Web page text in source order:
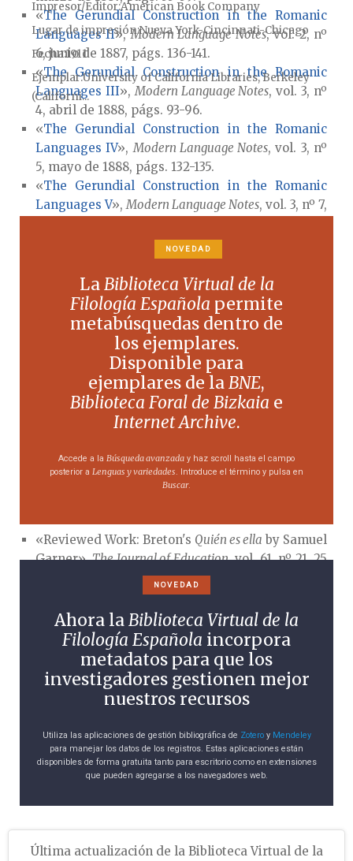
«The Gerundial Construction in the Romanic
Languages II»,Modern Language Notes, vol. 2, nº
6, junio de 1887, págs. 136-141.
«The Gerundial Construction in the Romanic
Languages III»,Modern Language Notes, vol. 3, nº
4, abril de 1888, págs. 93-96.
«The Gerundial Construction in the Romanic
Languages IV»,Modern Language Notes, vol. 3, nº
5, mayo de 1888, págs. 132-135.
«The Gerundial Construction in the Romanic
Languages V»,Modern Language Notes, vol. 3, nº 7,
The Gerundial Construction in the Romanic
Modern Language Notes
3, marzo de 1889, págs. 67-73.
The Gerundial Construction in the Romanic
Languages VII»,Modern Language Notes, vol. 4, nº
5, mayo de 1889, págs. 129-137.
«Vocabulary», en¿Quién es ella? Comedia en cinco
actos par Manuel Bretón de los Herreros,
representada por la primera vez en el Teatro español
el día 7 de diciembre de 1849; with introduction, notes,
and vocabulary by Samuel Garner , American Book
Company, Nueva York-Cincinnati-Chicago, 1905,
págs. 142-176.
«Reviewed Work: Breton's Quién es ella by Samuel
Garner»,The Journal of Education, vol. 61, nº 21, 25
de mayo de 1905, pág. 579.
«Reviewed Work: Garner'sEssentials of Spanish
Grammarby Samuel Garner»,The Journal of
Education, vol. 73, nº 24, 15 de junio de 1911, pág.
Estela Calero Hernández
Impresor/EditorAmerican Book Company
Lugar de impresiónNueva York-Cincinnati-Chicago
Fecha1911
EjemplarUniversity of California Libraries, Berkeley
(Californi...
NOVEDAD
LaBiblioteca Virtual de la
Filología Española permite
metabúsquedas dentro de
los ejemplares.
Disponible para
ejemplares de laBNE,
Biblioteca Foral de Bizkaia e
Internet Archive.
Accede a la Búsqueda avanzada y haz scroll hasta el campo
posterior a Lenguas y variedades. Introduce el término y pulsa en
Buscar.
NOVEDAD
Ahora laBiblioteca Virtual de la
Filología Española incorpora
metadatos para que los
investigadores gestionen mejor
nuestros recursos
Utiliza las aplicaciones de gestión bibliográfica de Zoteroy Mendeley
para manejar los datos de los registros. Estas aplicaciones están
disponibles de forma gratuita tanto para escritorio como en extensiones
que pueden agregarse a los navegadores web.
Última actualización de la Biblioteca Virtual de la